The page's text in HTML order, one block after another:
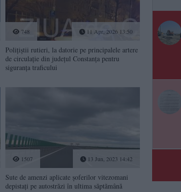
748 11 Apr, 2026 13:50
Polițiștii rutieri, la datorie pe principalele artere
de circulație din județul Constanța pentru
siguranța traficului
1507 13 Jun, 2023 14:42
Sute de amenzi aplicate șoferilor vitezomani
depistați pe autostrăzi în ultima săptămână